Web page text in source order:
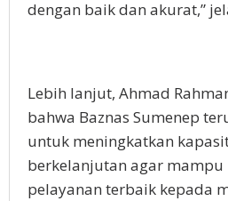
dengan baik dan akurat,”
Lebih lanjut, Ahmad
bahwa Baznas Sumenep
untuk meningkatkan
berkelanjutan agar mampu
pelayanan terbaik kepada